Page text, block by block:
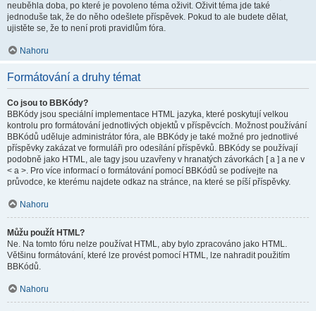
neuběhla doba, po které je povoleno téma oživit. Oživit téma jde také
jednoduše tak, že do něho odešlete příspěvek. Pokud to ale budete dělat,
ujistěte se, že to není proti pravidlům fóra.
Nahoru
Formátování a druhy témat
Co jsou to BBKódy?
BBKódy jsou speciální implementace HTML jazyka, které poskytují velkou
kontrolu pro formátování jednotlivých objektů v příspěvcích. Možnost používání
BBKódů uděluje administrátor fóra, ale BBKódy je také možné pro jednotlivé
příspěvky zakázat ve formuláři pro odesílání příspěvků. BBKódy se používají
podobně jako HTML, ale tagy jsou uzavřeny v hranatých závorkách [ a ] a ne v
< a >. Pro více informací o formátování pomocí BBKódů se podívejte na
průvodce, ke kterému najdete odkaz na stránce, na které se píší příspěvky.
Nahoru
Můžu použít HTML?
Ne. Na tomto fóru nelze používat HTML, aby bylo zpracováno jako HTML.
Většinu formátování, které lze provést pomocí HTML, lze nahradit použitím
BBKódů.
Nahoru